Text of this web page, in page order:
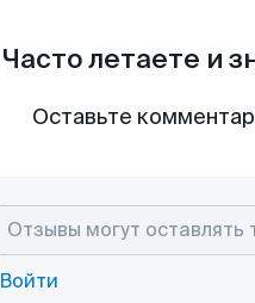
Часто летаете и
Оставьте
Войти